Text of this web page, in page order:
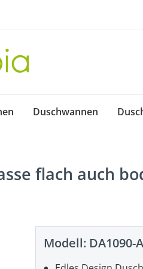
Duschwannen
flach auch
Modell: DA1090-